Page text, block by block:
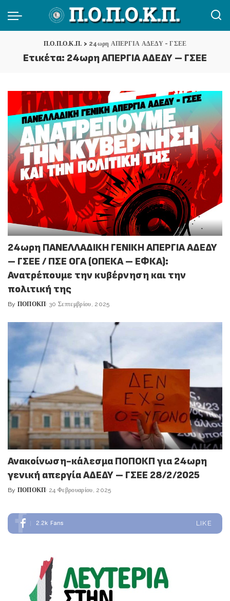
Π.Ο.Π.Ο.Κ.Π. > 24ωρη ΑΠΕΡΓΙΑ ΑΔΕΔΥ - ΓΣΕΕ
Ετικέτα: 24ωρη ΑΠΕΡΓΙΑ ΑΔΕΔΥ – ΓΣΕΕ
24ωρη ΠΑΝΕΛΛΑΔΙΚΗ ΓΕΝΙΚΗ ΑΠΕΡΓΙΑ ΑΔΕΔΥ
– ΓΣΕΕ / ΠΣΕ ΟΓΑ (ΟΠΕΚΑ – ΕΦΚΑ):
Ανατρέπουμε την κυβέρνηση και την
πολιτική της
Posted
By ΠΟΠΟΚΠ 30 Σεπτεμβρίου, 2025
Ανακοίνωση-κάλεσμα ΠΟΠΟΚΠ για 24ωρη
γενική απεργία ΑΔΕΔΥ – ΓΣΕΕ 28/2/2025
Posted
By ΠΟΠΟΚΠ 24 Φεβρουαρίου, 2025
2.2k Fans LIKE